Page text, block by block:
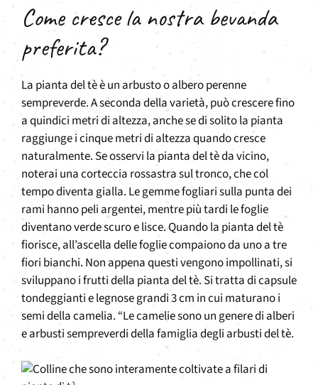
Come cresce la nostra bevanda
preferita?
La pianta del tè è un arbusto o albero perenne
sempreverde. A seconda della varietà, può crescere fino
a quindici metri di altezza, anche se di solito la pianta
raggiunge i cinque metri di altezza quando cresce
naturalmente. Se osservi la pianta del tè da vicino,
noterai una corteccia rossastra sul tronco, che col
tempo diventa gialla. Le gemme fogliari sulla punta dei
rami hanno peli argentei, mentre più tardi le foglie
diventano verde scuro e lisce. Quando la pianta del tè
fiorisce, all’ascella delle foglie compaiono da uno a tre
fiori bianchi. Non appena questi vengono impollinati, si
sviluppano i frutti della pianta del tè. Si tratta di capsule
tondeggianti e legnose grandi 3 cm in cui maturano i
semi della camelia. “Le camelie sono un genere di alberi
e arbusti sempreverdi della famiglia degli arbusti del tè.